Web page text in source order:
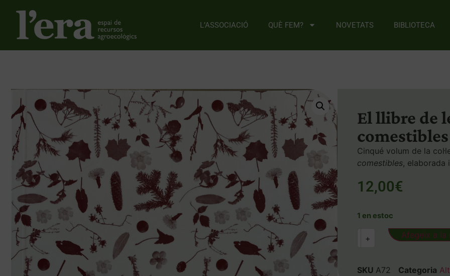
L’ASSOCIACIÓ QUÈ FEM? NOVETATS BIBLIOTECA
El llibre de
Cinqué volum de la
comestibles, elaborada
12,00€
1 en estoc
-+ Afegeix a la
SKU A72 Categoria